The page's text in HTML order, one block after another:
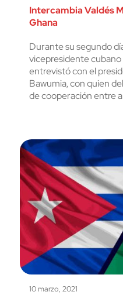
Intercambia Valdés
Ghana
Durante su segundo
vicepresidente cubano
entrevistó con el
Bawumia, con quien
de cooperación entre
10 marzo, 2021